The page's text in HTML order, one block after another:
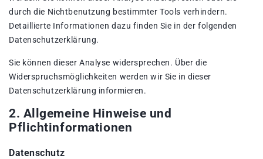
durch die Nichtbenutzung bestimmter Tools verhindern.
Detaillierte Informationen dazu finden Sie in der folgenden
Datenschutzerklärung.
Sie können dieser Analyse widersprechen. Über die
Widerspruchsmöglichkeiten werden wir Sie in dieser
Datenschutzerklärung informieren.
2. Allgemeine Hinweise und
Pflichtinformationen
Datenschutz